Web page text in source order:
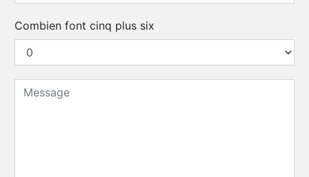
Combien font cinq plus six